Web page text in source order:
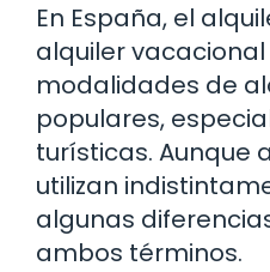
En España, el
alquiler
modalidades de
populares,
turísticas. Aunque
utilizan
algunas
ambos términos.